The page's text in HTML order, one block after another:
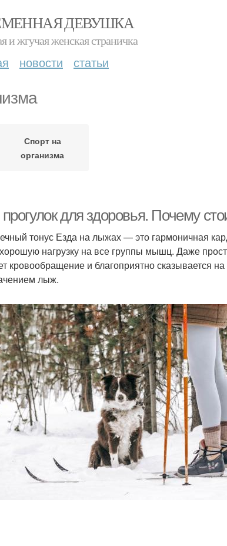
ДЕВУШКА
и жгучая женская страничка
новости статьи
Спорт на
организма
для здоровья. Почему
тонус Езда на лыжах — это гармоничная
нагрузку на все группы мышц. Даже
кровообращение и благоприятно сказывается
лыж.